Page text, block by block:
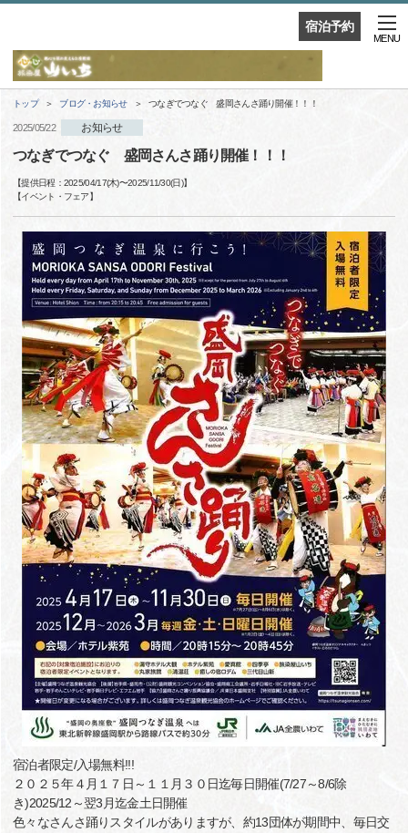
宿泊予約
MENU
トップ ブログ・お知らせ つなぎでつなぐ 盛岡さんさ踊り開催！！！
2025/05/22 お知らせ
つなぎでつなぐ 盛岡さんさ踊り開催！！！
【提供日程： 2025/04/17(木)〜2025/11/30(日)】
【イベント・フェア】
宿泊者限定/入場無料!!!
２０２５年４月１７日～１１月３０日迄毎日開催(7/27～8/6除
き)2025/12～翌3月迄金土日開催
色々なさんさ踊りスタイルがありますが、約13団体が期間中、毎日交